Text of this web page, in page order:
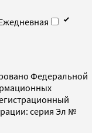
Федеральной
серия Эл №